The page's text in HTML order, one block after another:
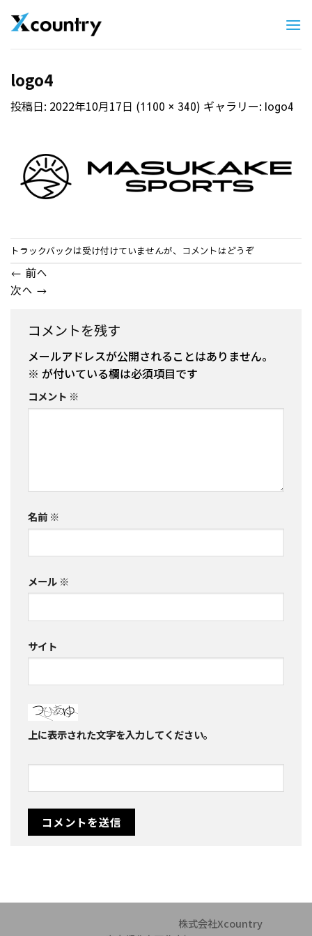
logo4
投稿日: 2022年10月17日 (1100 × 340) ギャラリー: logo4
トラックバックは受け付けていませんが、 コメントはどうぞ
← 前へ
次へ →
コメントを残す
メールアドレスが公開されることはありません。
※ が付いている欄は必須項目です
コメント ※
名前 ※
メール ※
サイト
上に表示された文字を入力してください。
株式会社Xcountry